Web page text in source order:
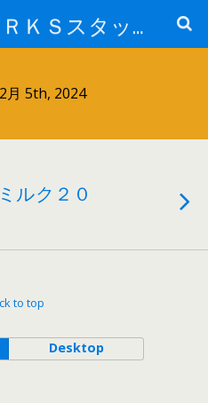
ＨＯＭＥＷＯＲＫＳスタッフ日記ブログ
月 5th, 2024
ルク２０
to top
Desktop